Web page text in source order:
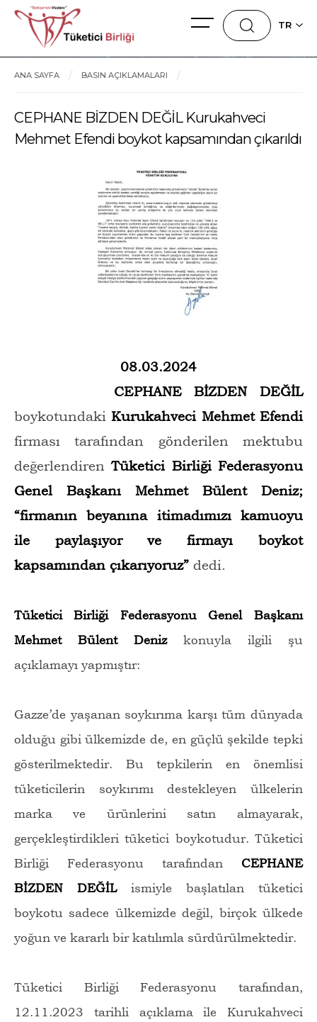
TR
ANA SAYFA BASIN AÇIKLAMALARI
CEPHANE BİZDEN DEĞİL Kurukahveci Mehmet Efendi boykot
kapsamından çıkarıldı
CEPHANE BİZDEN DEĞİL Kurukahveci
Mehmet Efendi boykot kapsamından çıkarıldı
08.03.2024
CEPHANE BİZDEN DEĞİL
boykotundaki Kurukahveci Mehmet Efendi
firması tarafından gönderilen mektubu
değerlendirenTüketici Birliği Federasyonu
Genel Başkanı Mehmet Bülent Deniz;
“firmanın beyanına itimadımızı kamuoyu
ile paylaşıyor ve firmayı boykot
kapsamından çıkarıyoruz” dedi.
Tüketici Birliği Federasyonu Genel Başkanı
Mehmet Bülent Denizkonuyla ilgili şu
açıklamayı yapmıştır:
Gazze’de yaşanan soykırıma karşı tüm dünyada
olduğu gibi ülkemizde de, en güçlü şekilde tepki
gösterilmektedir. Bu tepkilerin en önemlisi
tüketicilerin soykırımı destekleyen ülkelerin
marka ve ürünlerini satın almayarak,
gerçekleştirdikleri tüketici boykotudur. Tüketici
Birliği Federasyonu tarafından CEPHANE
BİZDEN DEĞİL ismiyle başlatılan tüketici
boykotu sadece ülkemizde değil, birçok ülkede
yoğun ve kararlı bir katılımla sürdürülmektedir.
Tüketici Birliği Federasyonu tarafından,
12.11.2023 tarihli açıklama ile Kurukahveci